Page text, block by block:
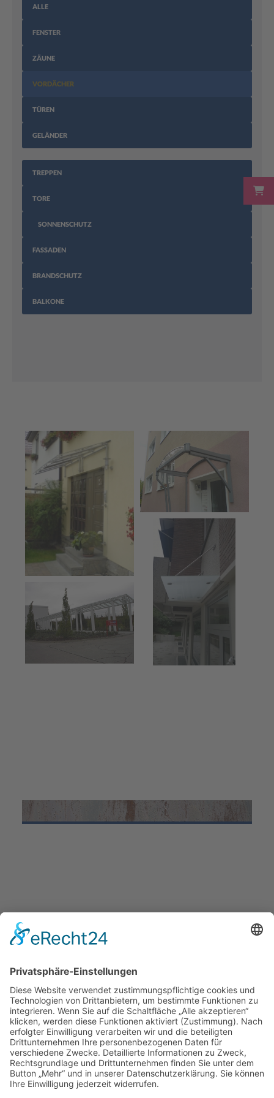
ALLE
FENSTER
ZÄUNE
VORDÄCHER
TÜREN
GELÄNDER
TREPPEN
TORE
SONNENSCHUTZ
FASSADEN
BRANDSCHUTZ
BALKONE
metura Metallbau GmbH
Großburschlaer Weg 3
Fon 03601.446413
Fax 03601.446414
e-mail(at)metura.de
Datenschutz
Impressum